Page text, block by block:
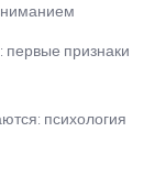
признаки
психология